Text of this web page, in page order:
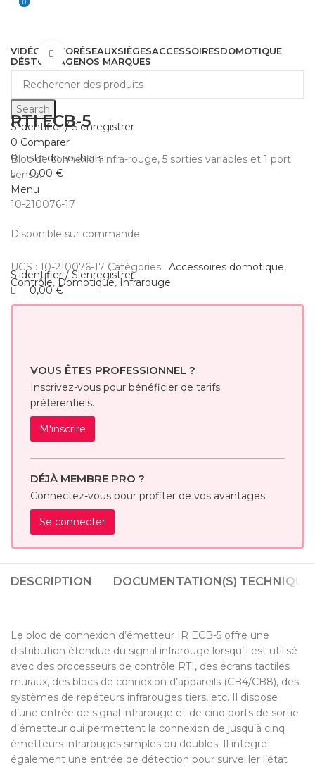
Search
S'identifier / S'enregistrer
0 Comparer
0Liste de souhaits
0
0,00 €
Menu
S'identifier / S'enregistrer
0
0,00€
VIDÉO AUDIORÉSEAUXSIÈGESACCESSOIRESDOMOTIQUE
DÉSTOCKAGENOS MARQUES
Cliquez pour agrandir
RTI ECB-5
Bloc de connexion infra-rouge, 5 sorties variables et 1 port
sense.
10-210076-17
Disponible sur commande
UGS : 10-210076-17 Catégories : Accessoires domotique,
Contrôle, Domotique, Infrarouge
VOUS ÊTES PROFESSIONNEL ?
Inscrivez-vous pour bénéficier de tarifs
préférentiels.
M'inscrire
DÉJÀ MEMBRE PRO ?
Connectez-vous pour profiter de vos avantages.
Se connecter
DESCRIPTION DOCUMENTATION(S)
Le bloc de connexion d’émetteur IR ECB-5 offre une
distribution étendue du signal infrarouge lorsqu’il est utilisé
avec des processeurs de contrôle RTI, des écrans tactiles
muraux, des blocs de connexion d’appareils (CB4/CB8), des
systèmes de répéteurs infrarouges tiers, etc. Il dispose
d’une entrée de signal infrarouge et de cinq ports de sortie
d’émetteur qui permettent la connexion de jusqu’à cinq
émetteurs infrarouges simples ou doubles. Il intègre
également une entrée de détection pour surveiller l’état